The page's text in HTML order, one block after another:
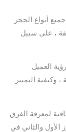
أنواع الحجر
، على سبيل
العميل
وكيفية التمييز
لمعرفة الفرق
الأول والثاني في